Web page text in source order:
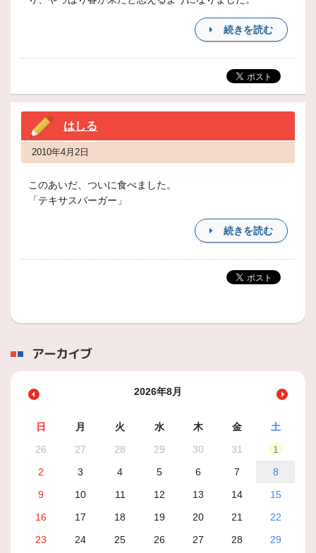
続きを読む
はしる
2010年4月2日
このあいだ、ついに食べました。
「テキサスバーガー」
続きを読む
アーカイブ
2026年8月
日 月 火 水 木 金
土
26
27 28 29 30 31
1
2
3 4 5 6 7
8
9
10 11 12 13 14
15
16
17 18 19 20 21
22
23
24 25 26 27 28
29